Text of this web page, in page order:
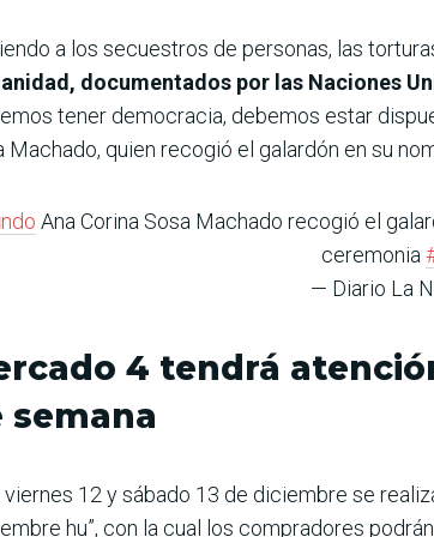
a los secuestros de personas, las
documentados por las Naciones
tener democracia, debemos estar
Machado, quien recogió el galardón en su
Ana Corina Sosa Machado recogió el
ceremonia
— Diario La
4 tendrá
semana
viernes 12 y sábado 13 de diciembre se
hu”, con la cual los compradores